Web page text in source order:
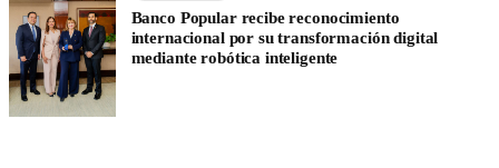
Banco Popular recibe reconocimiento
internacional por su transformación digital
mediante robótica inteligente